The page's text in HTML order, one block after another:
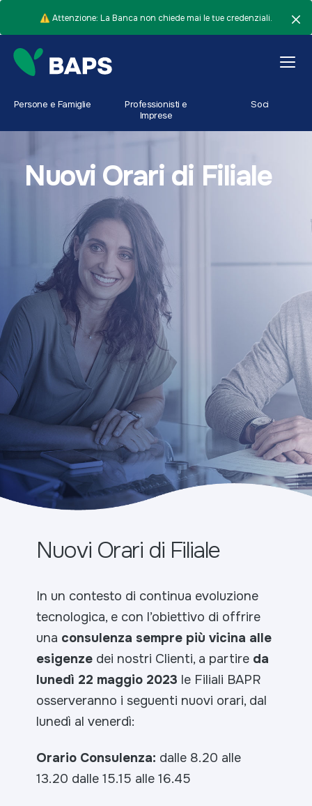
⚠️ Attenzione: La Banca non chiede mai le tue credenziali.
Persone e Famiglie
Professionisti e
Imprese
Soci
Nuovi Orari di Filiale
Nuovi Orari di Filiale
In un contesto di continua evoluzione
tecnologica, e con l’obiettivo di offrire
una consulenza sempre più vicina alle
esigenze dei nostri Clienti, a partire da
lunedì 22 maggio 2023 le Filiali BAPR
osserveranno i seguenti nuovi orari, dal
lunedì al venerdì:
Orario Consulenza: dalle 8.20 alle
13.20 dalle 15.15 alle 16.45